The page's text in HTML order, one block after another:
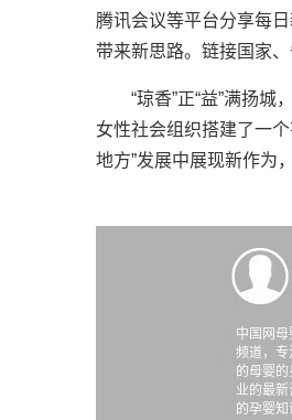
腾讯会议等平台分享每
带来新思路。链接国家
“琼香”正“益”满扬
女性社会组织搭建了一
地方”发展中展现新作为
中国网
频道，专
的母婴
业的最
的孕婴